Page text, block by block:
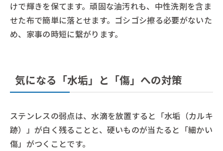
けで輝きを保てます。頑固な油汚れも、中性洗剤を含ま
せた布で簡単に落とせます。ゴシゴシ擦る必要がないた
め、家事の時短に繋がります。
気になる「水垢」と「傷」への対策
ステンレスの弱点は、水滴を放置すると「水垢（カルキ
跡）」が白く残ることと、硬いものが当たると「細かい
傷」がつくことです。